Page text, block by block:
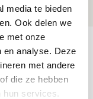
media te bieden
Ook delen we
met onze
en analyse. Deze
met andere
die ze hebben
hun services.
uitduel